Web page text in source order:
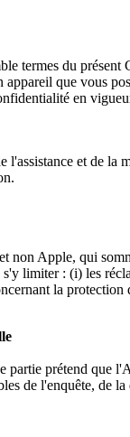
termes du
appareil que vous
en
l'assistance et de
non Apple, qui
limiter : (i) les
la
partie prétend que
de l'enquête, de